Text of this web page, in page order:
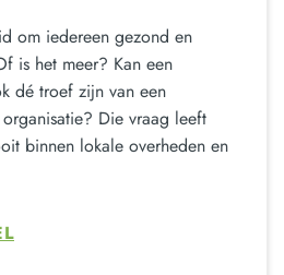
om iedereen gezond en
is het meer? Kan een
dé troef zijn van een
Die vraag leeft
binnen lokale overheden en